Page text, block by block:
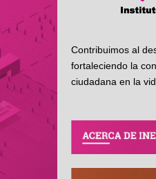
Contribuimos al
fortaleciendo la
ciudadana en la